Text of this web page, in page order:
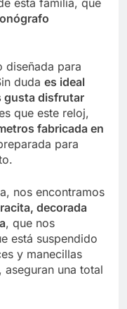
diseñada para
duda es ideal
gusta disfrutar
que este reloj,
fabricada en
para
nos encontramos
decorada
, que nos
está suspendido
y manecillas
aseguran una total